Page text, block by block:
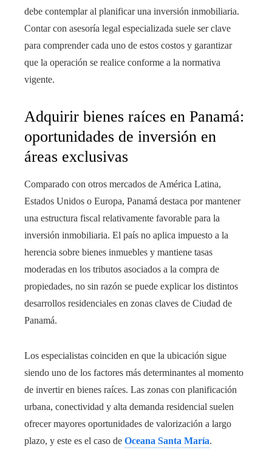
debe contemplar al planificar una inversión inmobiliaria.
Contar con asesoría legal especializada suele ser clave
para comprender cada uno de estos costos y garantizar
que la operación se realice conforme a la normativa
vigente.
Adquirir bienes raíces en Panamá:
oportunidades de inversión en
áreas exclusivas
Comparado con otros mercados de América Latina,
Estados Unidos o Europa, Panamá destaca por mantener
una estructura fiscal relativamente favorable para la
inversión inmobiliaria. El país no aplica impuesto a la
herencia sobre bienes inmuebles y mantiene tasas
moderadas en los tributos asociados a la compra de
propiedades, no sin razón se puede explicar los distintos
desarrollos residenciales en zonas claves de Ciudad de
Panamá.
Los especialistas coinciden en que la ubicación sigue
siendo uno de los factores más determinantes al momento
de invertir en bienes raíces. Las zonas con planificación
urbana, conectividad y alta demanda residencial suelen
ofrecer mayores oportunidades de valorización a largo
plazo, y este es el caso de Oceana Santa María.